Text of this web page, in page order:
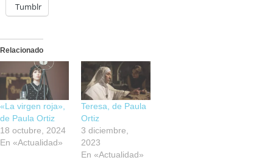
Tumblr
Relacionado
«La virgen roja»,
de Paula Ortiz
18 octubre, 2024
En «Actualidad»
Teresa, de Paula
Ortiz
3 diciembre,
2023
En «Actualidad»